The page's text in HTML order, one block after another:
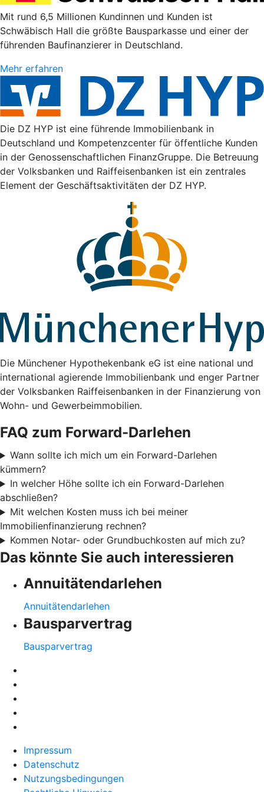
Mit rund 6,5 Millionen Kundinnen und Kunden ist
Schwäbisch Hall die größte Bausparkasse und einer der
führenden Baufinanzierer in Deutschland.
Mehr erfahren
Die DZ HYP ist eine führende Immobilienbank in
Deutschland und Kompetenzcenter für öffentliche Kunden
in der Genossenschaftlichen FinanzGruppe. Die Betreuung
der Volksbanken und Raiffeisenbanken ist ein zentrales
Element der Geschäftsaktivitäten der DZ HYP.
Die Münchener Hypothekenbank eG ist eine national und
international agierende Immobilienbank und enger Partner
der Volksbanken Raiffeisenbanken in der Finanzierung von
Wohn- und Gewerbeimmobilien.
FAQ zum Forward-Darlehen
Wann sollte ich mich um ein Forward-Darlehen
kümmern?
In welcher Höhe sollte ich ein Forward-Darlehen
abschließen?
Mit welchen Kosten muss ich bei meiner
Immobilienfinanzierung rechnen?
Kommen Notar- oder Grundbuchkosten auf mich zu?
Das könnte Sie auch interessieren
Annuitätendarlehen
Annuitätendarlehen
Bausparvertrag
Bausparvertrag
Impressum
Datenschutz
Nutzungsbedingungen